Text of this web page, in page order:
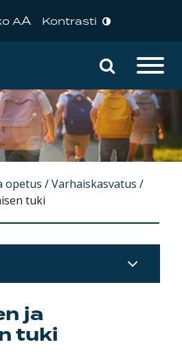
AA Kontrasti
Hae
opetus /Varhaiskasvatus /
tuki
ja
tuki